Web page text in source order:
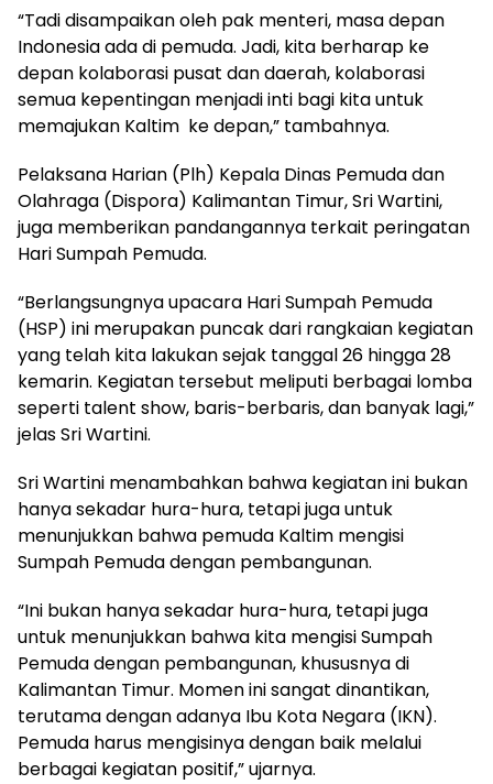
“Tadi disampaikan oleh pak menteri, masa depan
Indonesia ada di pemuda. Jadi, kita berharap ke
depan kolaborasi pusat dan daerah, kolaborasi
semua kepentingan menjadi inti bagi kita untuk
memajukan Kaltim ke depan,” tambahnya.
Pelaksana Harian (Plh) Kepala Dinas Pemuda dan
Olahraga (Dispora) Kalimantan Timur, Sri Wartini,
juga memberikan pandangannya terkait peringatan
Hari Sumpah Pemuda.
“Berlangsungnya upacara Hari Sumpah Pemuda
(HSP) ini merupakan puncak dari rangkaian kegiatan
yang telah kita lakukan sejak tanggal 26 hingga 28
kemarin. Kegiatan tersebut meliputi berbagai lomba
seperti talent show, baris-berbaris, dan banyak lagi,”
jelas Sri Wartini.
Sri Wartini menambahkan bahwa kegiatan ini bukan
hanya sekadar hura-hura, tetapi juga untuk
menunjukkan bahwa pemuda Kaltim mengisi
Sumpah Pemuda dengan pembangunan.
“Ini bukan hanya sekadar hura-hura, tetapi juga
untuk menunjukkan bahwa kita mengisi Sumpah
Pemuda dengan pembangunan, khususnya di
Kalimantan Timur. Momen ini sangat dinantikan,
terutama dengan adanya Ibu Kota Negara (IKN).
Pemuda harus mengisinya dengan baik melalui
berbagai kegiatan positif,” ujarnya.